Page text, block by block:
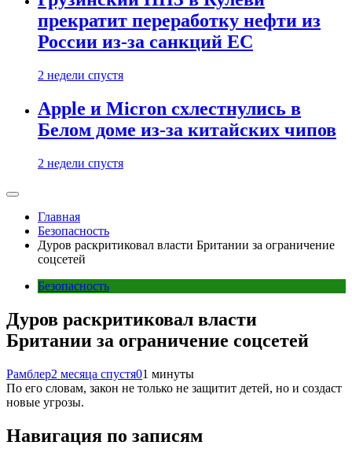
прекратит переработку нефти из
России из-за санкций ЕС
2 недели спустя
Apple и Micron схлестнулись в
Белом доме из-за китайских чипов
2 недели спустя
Главная
Безопасность
Дуров раскритиковал власти Британии за ограничение
соцсетей
Безопасность
Дуров раскритиковал власти
Британии за ограничение соцсетей
Рамблер2 месяца спустя01 минуты
По его словам, закон не только не защитит детей, но и создаст
новые угрозы.
Навигация по записям